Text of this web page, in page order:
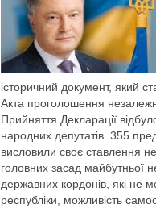
історичний документ, який
Акта проголошення
Прийняття Декларації
народних депутатів. 355
висловили своє ставлення
головних засад майбутньої
державних кордонів, які не
республіки, можливість